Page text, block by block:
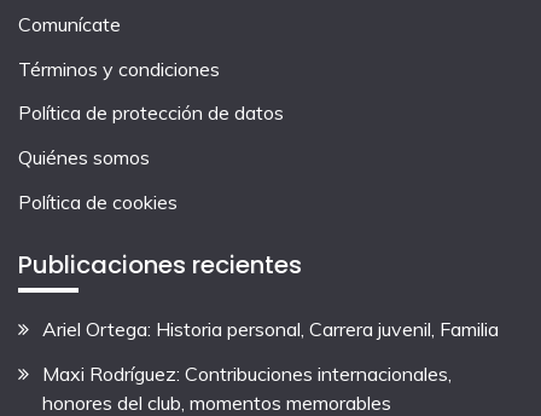
Comunícate
Términos y condiciones
Política de protección de datos
Quiénes somos
Política de cookies
Publicaciones recientes
Ariel Ortega: Historia personal, Carrera juvenil, Familia
Maxi Rodríguez: Contribuciones internacionales,
honores del club, momentos memorables